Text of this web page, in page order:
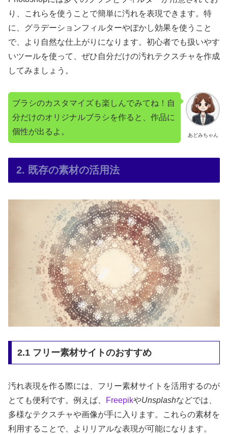
り、これらを使うことで簡単に汚れを表現できます。特
に、グラデーションフィルターやぼかし効果を使うこと
で、より自然な仕上がりになります。初心者でも扱いやす
いツールを使って、ぜひ自分だけの汚れテクスチャを作成
してみましょう。
あどみちゃん
ブラシのカスタマイズも楽しんでみてね！自
分だけのオリジナルブラシを作ると、作品に
個性が出るよ。
2. 既存の素材の活用法
2.1 フリー素材サイトのおすすめ
汚れ表現を作る際には、フリー素材サイトを活用するのが
とても便利です。例えば、
FreepikやUnsplashなどでは、
多様なテクスチャや画像が手に入ります。これらの素材を
利用することで、よりリアルな表現が可能になります。